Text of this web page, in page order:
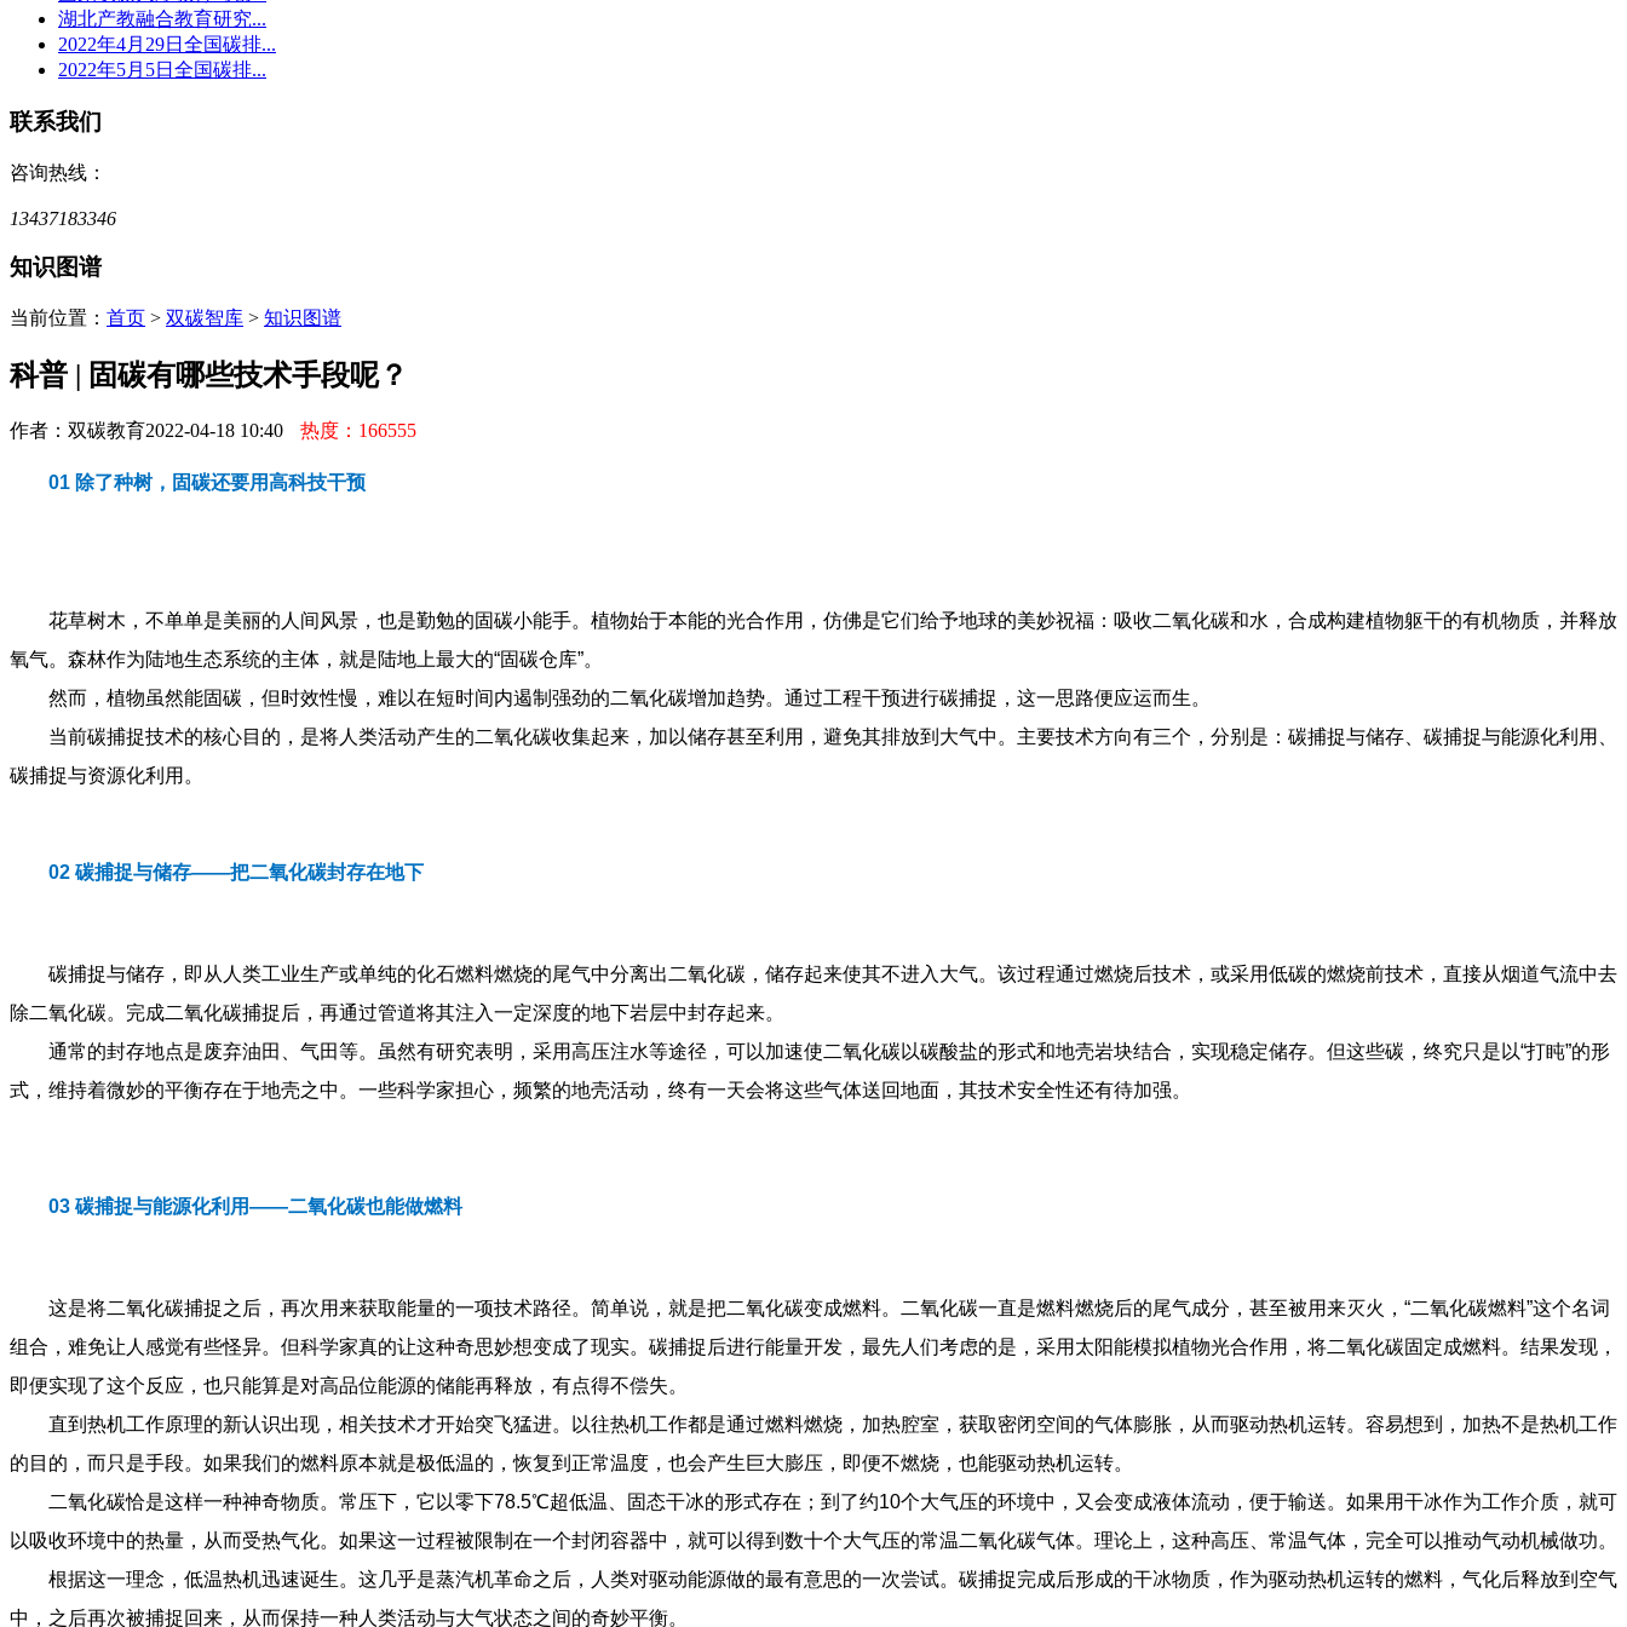
湖北产教融合教育研究...
2022年4月29日全国碳排...
2022年5月5日全国碳排...
联系我们
咨询热线：
13437183346
知识图谱
当前位置： 首页 > 双碳智库 > 知识图谱
科普 | 固碳有哪些技术手段呢？
作者：双碳教育2022-04-18 10:40 热度：166555
01 除了种树，固碳还要用高科技干预
花草树木，不单单是美丽的人间风景，也是勤勉的固碳小能手。植物始于本能的光合作用，仿佛是它们给予地球的美妙祝福：吸收二氧化碳和水，合成构建植物躯干的有机物质，并释放
氧气。森林作为陆地生态系统的主体，就是陆地上最大的“固碳仓库”。
然而，植物虽然能固碳，但时效性慢，难以在短时间内遏制强劲的二氧化碳增加趋势。通过工程干预进行碳捕捉，这一思路便应运而生。
当前碳捕捉技术的核心目的，是将人类活动产生的二氧化碳收集起来，加以储存甚至利用，避免其排放到大气中。主要技术方向有三个，分别是：碳捕捉与储存、碳捕捉与能源化利用、
碳捕捉与资源化利用。
02 碳捕捉与储存——把二氧化碳封存在地下
碳捕捉与储存，即从人类工业生产或单纯的化石燃料燃烧的尾气中分离出二氧化碳，储存起来使其不进入大气。该过程通过燃烧后技术，或采用低碳的燃烧前技术，直接从烟道气流中去
除二氧化碳。完成二氧化碳捕捉后，再通过管道将其注入一定深度的地下岩层中封存起来。
通常的封存地点是废弃油田、气田等。虽然有研究表明，采用高压注水等途径，可以加速使二氧化碳以碳酸盐的形式和地壳岩块结合，实现稳定储存。但这些碳，终究只是以“打盹”的形
式，维持着微妙的平衡存在于地壳之中。一些科学家担心，频繁的地壳活动，终有一天会将这些气体送回地面，其技术安全性还有待加强。
03 碳捕捉与能源化利用——二氧化碳也能做燃料
这是将二氧化碳捕捉之后，再次用来获取能量的一项技术路径。简单说，就是把二氧化碳变成燃料。二氧化碳一直是燃料燃烧后的尾气成分，甚至被用来灭火，“二氧化碳燃料”这个名词
组合，难免让人感觉有些怪异。但科学家真的让这种奇思妙想变成了现实。碳捕捉后进行能量开发，最先人们考虑的是，采用太阳能模拟植物光合作用，将二氧化碳固定成燃料。结果发现，
即便实现了这个反应，也只能算是对高品位能源的储能再释放，有点得不偿失。
直到热机工作原理的新认识出现，相关技术才开始突飞猛进。以往热机工作都是通过燃料燃烧，加热腔室，获取密闭空间的气体膨胀，从而驱动热机运转。容易想到，加热不是热机工作
的目的，而只是手段。如果我们的燃料原本就是极低温的，恢复到正常温度，也会产生巨大膨压，即便不燃烧，也能驱动热机运转。
二氧化碳恰是这样一种神奇物质。常压下，它以零下78.5℃超低温、固态干冰的形式存在；到了约10个大气压的环境中，又会变成液体流动，便于输送。如果用干冰作为工作介质，就可
以吸收环境中的热量，从而受热气化。如果这一过程被限制在一个封闭容器中，就可以得到数十个大气压的常温二氧化碳气体。理论上，这种高压、常温气体，完全可以推动气动机械做功。
根据这一理念，低温热机迅速诞生。这几乎是蒸汽机革命之后，人类对驱动能源做的最有意思的一次尝试。碳捕捉完成后形成的干冰物质，作为驱动热机运转的燃料，气化后释放到空气
中，之后再次被捕捉回来，从而保持一种人类活动与大气状态之间的奇妙平衡。